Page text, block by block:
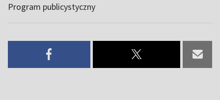
Program publicystyczny